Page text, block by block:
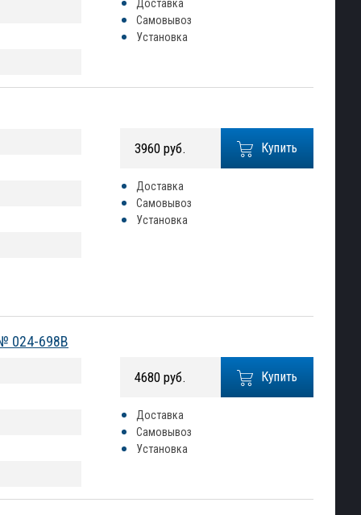
Доставка
Самовывоз
Установка
Купить
3960 руб.
Доставка
Самовывоз
Установка
024-698B
Купить
4680 руб.
Доставка
Самовывоз
Установка